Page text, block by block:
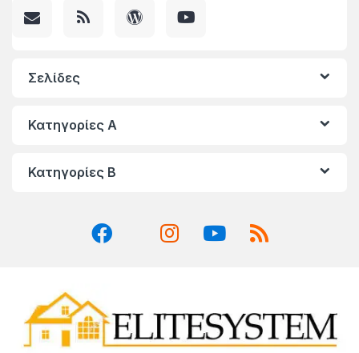
Σελίδες
Κατηγορίες A
Κατηγορίες Β